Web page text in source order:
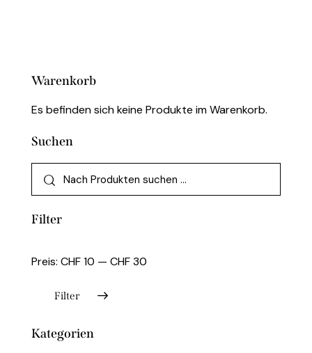
Warenkorb
Es befinden sich keine Produkte im Warenkorb.
Suchen
Filter
Filter
Preis: CHF 10 — CHF 30
Kategorien